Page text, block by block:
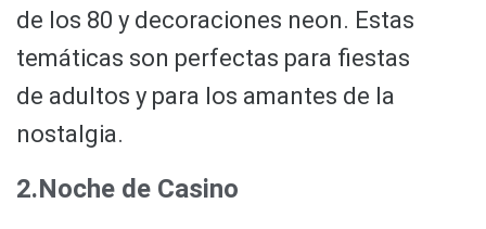
de los 80 y decoraciones neon. Estas
temáticas son perfectas para fiestas
de adultos y para los amantes de la
nostalgia.
2.Noche de Casino